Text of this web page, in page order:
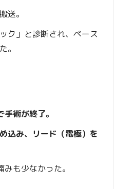
送。
ク」と診断され、ペース
。
術が終了。
込み、リード（電極）を
みも少なかった。